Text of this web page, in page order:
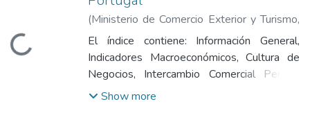
Priorización de Productos, Oportunidades
Comerciales para Productos Peruanos, Plan
de Acción, Principales Ferias en Reino Unido
y Fuentes de Información.
(Ministerio de Comercio Exterior y Turismo,
2016)Ministerio de Comercio Exterior y
Turismo
El índice contiene: Información General,
Indicadores Macroeconómicos, Cultura de
Negocios, Intercambio Comercial Perú -
Portugal, Acuerdos Comerciales y
Show more